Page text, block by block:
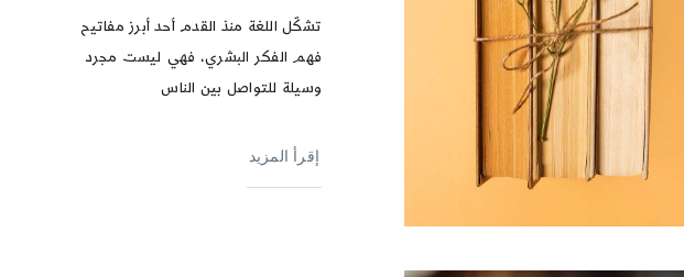
تشكّل اللغة منذ القدم أحد أبرز مفاتيح
فهم الفكر البشري، فهي ليست مجرد
وسيلة للتواصل بين الناس
إقرأ المزيد